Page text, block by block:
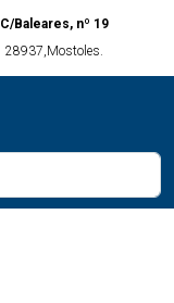
C/Baleares, nº 19
28937,Mostoles.